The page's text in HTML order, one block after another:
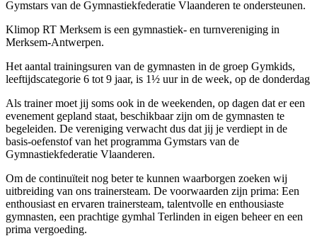
Gymstars van de Gymnastiekfederatie Vlaanderen te ondersteunen.
Klimop RT Merksem is een gymnastiek- en turnvereniging in
Merksem-Antwerpen.
Het aantal trainingsuren van de gymnasten in de groep Gymkids,
leeftijdscategorie 6 tot 9 jaar, is 1½ uur in de week, op de donderdag
Als trainer moet jij soms ook in de weekenden, op dagen dat er een
evenement gepland staat, beschikbaar zijn om de gymnasten te
begeleiden. De vereniging verwacht dus dat jij je verdiept in de
basis-oefenstof van het programma Gymstars van de
Gymnastiekfederatie Vlaanderen.
Om de continuïteit nog beter te kunnen waarborgen zoeken wij
uitbreiding van ons trainersteam. De voorwaarden zijn prima: Een
enthousiast en ervaren trainersteam, talentvolle en enthousiaste
gymnasten, een prachtige gymhal Terlinden in eigen beheer en een
prima vergoeding.